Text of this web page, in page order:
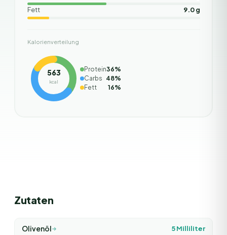
Fett
9.0 g
Kalorienverteilung
563
kcal
Protein36%
Carbs 48%
Fett
16%
Zutaten
Olivenöl 5Milliliter